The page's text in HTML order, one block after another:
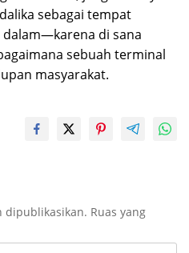
sebagai tempat
di sana
sebuah terminal
masyarakat.
dipublikasikan. Ruas yang